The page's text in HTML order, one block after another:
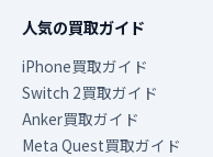
人気の買取ガイド
iPhone買取ガイド
Switch 2買取ガイド
Anker買取ガイド
Meta Quest買取ガイド